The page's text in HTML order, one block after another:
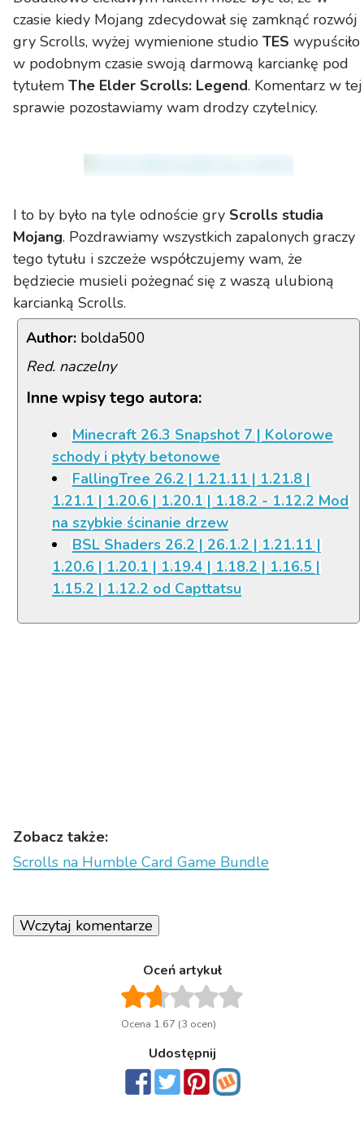
czasie kiedy Mojang zdecydował się zamknąć rozwój
gry Scrolls, wyżej wymienione studio TES wypuściło
w podobnym czasie swoją darmową karciankę pod
tytułem The Elder Scrolls: Legend. Komentarz w tej
sprawie pozostawiamy wam drodzy czytelnicy.
I to by było na tyle odnoście gry Scrolls studia
Mojang. Pozdrawiamy wszystkich zapalonych graczy
tego tytułu i szczeże współczujemy wam, że
będziecie musieli pożegnać się z waszą ulubioną
karcianką Scrolls.
Author: bolda500
Red. naczelny
Inne wpisy tego autora:
Minecraft 26.3 Snapshot 7 | Kolorowe
schody i płyty betonowe
FallingTree 26.2 | 1.21.11 | 1.21.8 |
1.21.1 | 1.20.6 | 1.20.1 | 1.18.2 - 1.12.2 Mod
na szybkie ścinanie drzew
BSL Shaders 26.2 | 26.1.2 | 1.21.11 |
1.20.6 | 1.20.1 | 1.19.4 | 1.18.2 | 1.16.5 |
1.15.2 | 1.12.2 od Capttatsu
Zobacz także:
Scrolls na Humble Card Game Bundle
Wczytaj komentarze
Oceń artykuł
Ocena 1.67 (3 ocen)
Udostępnij